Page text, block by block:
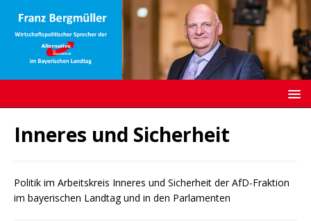
Inneres und Sicherheit
Politik im Arbeitskreis Inneres und Sicherheit der AfD-Fraktion
im bayerischen Landtag und in den Parlamenten